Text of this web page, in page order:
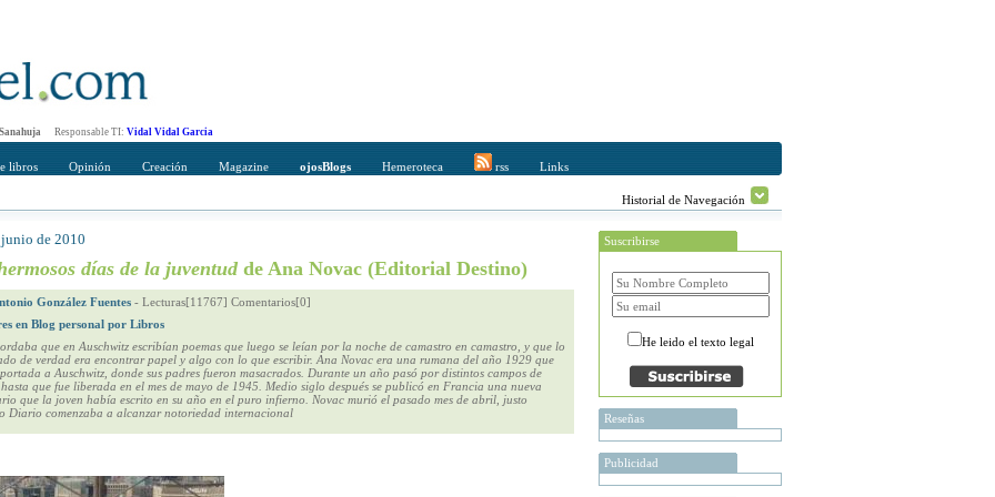
Responsable TI: Vidal Vidal Garcia
libros Opinión Creación Magazine ojosBlogs Hemeroteca rss Links
Historial de Navegación
Direccción de correo del destinatario
junio de 2010
días de la juventud de Ana Novac (Editorial Destino)
González Fuentes - Lecturas[11767] Comentarios[0]
en Blog personal por Libros
que en Auschwitz escribían poemas que luego se leían por la noche de camastro en camastro, y que lo
de verdad era encontrar papel y algo con lo que escribir. Ana Novac era una rumana del año 1929 que
a Auschwitz, donde sus padres fueron masacrados. Durante un año pasó por distintos campos de
que fue liberada en el mes de mayo de 1945. Medio siglo después se publicó en Francia una nueva
que la joven había escrito en su año en el puro infierno. Novac murió el pasado mes de abril, justo
Diario comenzaba a alcanzar notoriedad internacional
Suscribirse
He leido el texto legal
Reseñas
Publicidad